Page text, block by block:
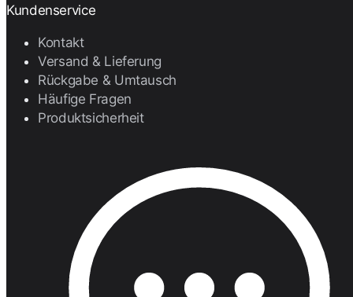
Kundenservice
Kontakt
Versand & Lieferung
Rückgabe & Umtausch
Häufige Fragen
Produktsicherheit